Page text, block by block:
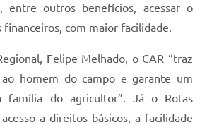
entre outros benefícios, acessar o
com maior facilidade.
Felipe Melhado, o CAR “traz
ao homem do campo e garante um
família do agricultor”. Já o Rotas
a direitos básicos, a facilidade